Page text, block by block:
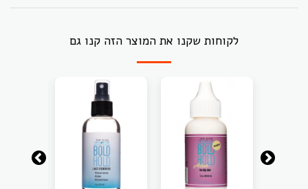
לקוחות שקנו את המוצר הזה קנו גם